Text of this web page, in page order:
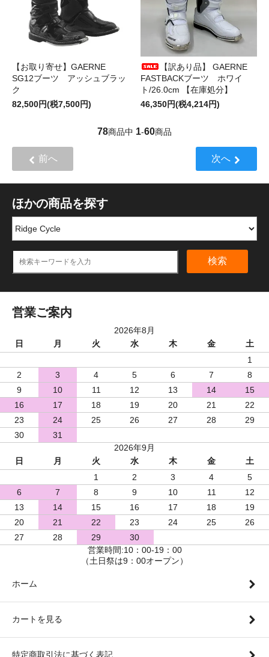
【お取り寄せ】GAERNE
SG12ブーツ アッシュブラッ
ク
82,500円(税7,500円)
【訳あり品】 GAERNE
FASTBACKブーツ ホワイ
ト/26.0cm 【在庫処分】
46,350円(税4,214円)
78商品中 1-60商品
前へ 次へ
ほかの商品を探す
検索
営業ご案内
2026年8月
日
月 火 水 木 金
土
1
2
3 4 5 6 7
8
9
10 11 12 13 14
15
16
17 18 19 20 21
22
23
24 25 26 27 28
29
30
31
2026年9月
日
月 火 水 木 金
土
1
2 3 4
5
6
7 8 9 10 11
12
13
14 15 16 17 18
19
20
21 22 23 24 25
26
27
28 29
30
営業時間:10：00-19：00
（土日祭は9：00オープン）
ホーム
カートを見る
特定商取引法に基づく表記